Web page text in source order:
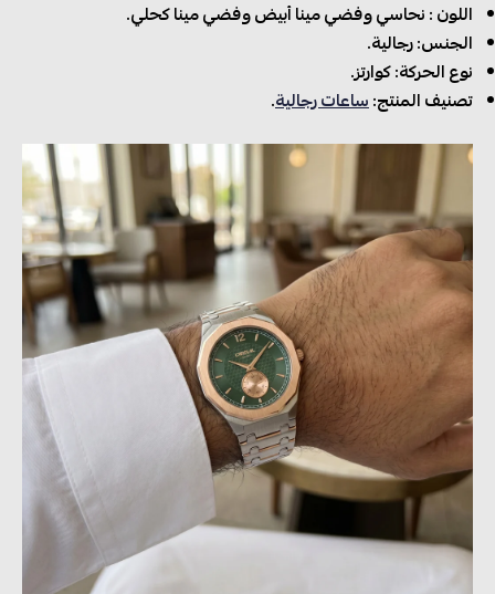
اللون : نحاسي وفضي مينا أبيض وفضي مينا كحلي.
الجنس: رجالية.
نوع الحركة: كوارتز.
تصنيف المنتج:ساعات رجالية.